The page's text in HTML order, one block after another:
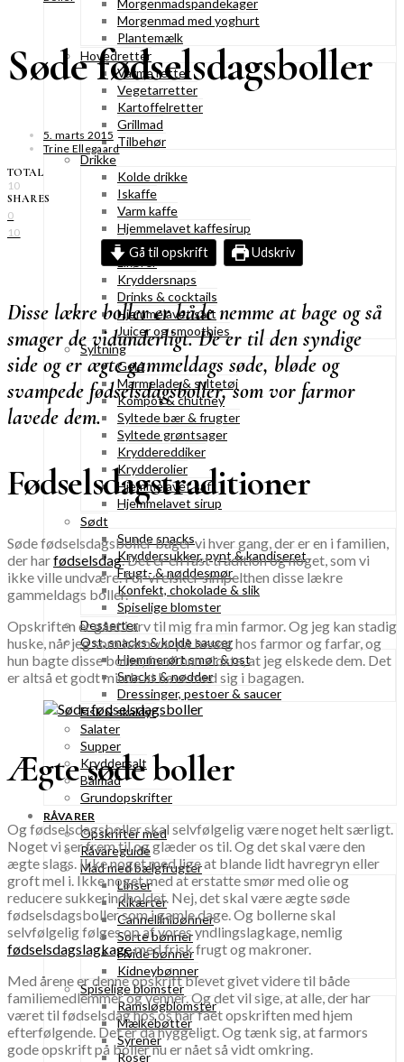
Morgenmadspandekager
Morgenmad med yoghurt
Plantemælk
Hovedretter
Varme retter
Vegetarretter
Kartoffelretter
Grillmad
Tilbehør
Drikke
Kolde drikke
Iskaffe
Varm kaffe
Hjemmelavet kaffesirup
Varme drikke
Likører
Kryddersnaps
Drinks & cocktails
Hjemmelavet saft
Juicer og smoothies
Syltning
Gelé
Marmelade & syltetøj
Kompot & chutney
Syltede bær & frugter
Syltede grøntsager
Kryddereddiker
Krydderolier
Hjemmelavet saft
Hjemmelavet sirup
Sødt
Sunde snacks
Kryddersukker, pynt & kandiseret
Frugt- & nøddesmør
Konfekt, chokolade & slik
Spiselige blomster
Desserter
Ost, snacks & kolde saucer
Hjemmerørt smør & ost
Snacks & nødder
Dressinger, pestoer & saucer
Fisk & skaldyr
Salater
Supper
Kryddersalt
Bålmad
Grundopskrifter
RÅVARER
Opskrifter med
Råvareguide
Mad med bælgfrugter
Linser
Kikærter
Cannellinibønner
Sorte bønner
Hvide bønner
Kidneybønner
Spiselige blomster
Ramsløgblomster
Mælkebøtter
Syrener
Roser
Søde fødselsdagsboller
5. marts 2015
Trine Ellegaard
TOTAL
10
SHARES
0
10
Gå til opskrift Udskriv
Disse lækre boller er både nemme at bage og så
smager de vidunderligt. De er til den syndige
side og er ægte gammeldags søde, bløde og
svampede fødselsdagsboller, som vor farmor
lavede dem.
Fødselsdagstraditioner
Søde fødselsdagsboller bager vi hver gang, der er en i familien,
der harfødselsdag. Det er en fast tradition og noget, som vi
ikke ville undvære. For vi elsker simpelthen disse lækre
gammeldags boller.
Opskriften er gået i arv til mig fra min farmor. Og jeg kan stadig
huske, når jeg som barn var på besøg hos farmor og farfar, og
hun bagte disse boller, fordi hun vidste, at jeg elskede dem. Det
er altså et godt minde at have med sig i bagagen.
Ægte søde boller
Og fødselsdagsboller skal selvfølgelig være noget helt særligt.
Noget vi ser frem til og glæder os til. Og det skal være den
ægte slags. Ikke noget med lige at blande lidt havregryn eller
groft mel i. Ikke noget med at erstatte smør med olie og
reducere sukkerindholdet. Nej, det skal være ægte søde
fødselsdagsboller som i gamle dage. Og bollerne skal
selvfølgelig følges op af vores yndlingslagkage, nemlig
fødselsdagslagkagemed frisk frugt og makroner.
Med årene er denne opskrift blevet givet videre til både
familiemedlemmer og venner. Og det vil sige, at alle, der har
været til fødselsdag hos os har fået opskriften med hjem
efterfølgende. Det er da hyggeligt. Og tænk sig, at farmors
gode opskrift på boller nu er nået så vidt omkring.